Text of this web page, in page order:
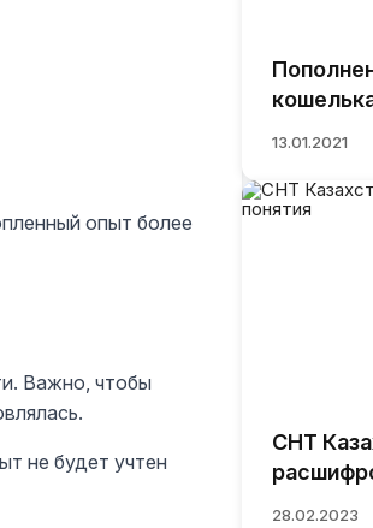
опыт более
Важно, чтобы
не будет учтен
13.01.2021
СНТ
28.02.2023